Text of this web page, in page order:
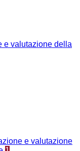
e valutazione della
e valutazione